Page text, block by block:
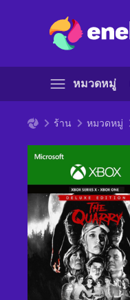
หมวดหมู่
ร้าน หมวดหมู่